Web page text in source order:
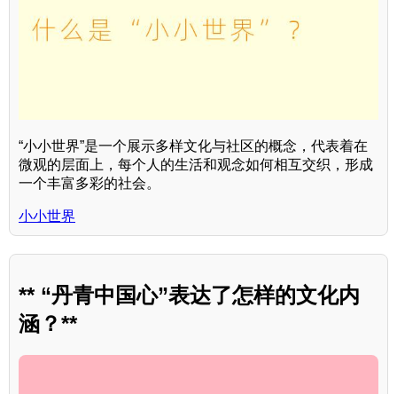
“小小世界”是一个展示多样文化与社区的概念，代表着在
微观的层面上，每个人的生活和观念如何相互交织，形成
一个丰富多彩的社会。
小小世界
** “丹青中国心”表达了怎样的文化内
涵？**